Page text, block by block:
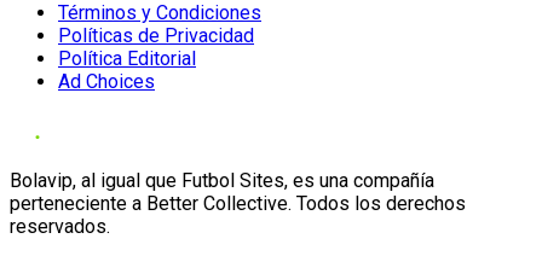
Términos y Condiciones
Políticas de Privacidad
Política Editorial
Ad Choices
Bolavip, al igual que Futbol Sites, es una compañía
perteneciente a Better Collective. Todos los derechos
reservados.